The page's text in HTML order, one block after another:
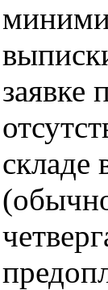
заявке
складе